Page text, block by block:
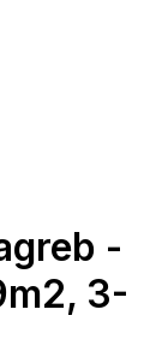
-
3-